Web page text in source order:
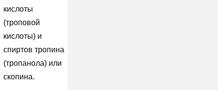
кислоты
(троповой
кислоты) и
спиртов тропина
(тропанола) или
скопина.